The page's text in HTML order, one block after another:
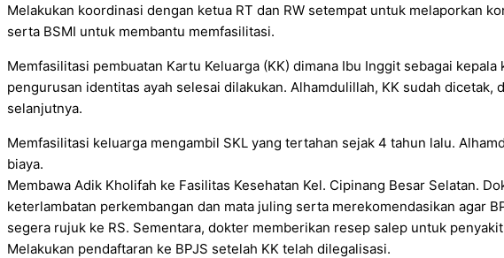
Melakukan koordinasi dengan ketua RT dan RW setempat untuk melaporkan
serta BSMI untuk membantu memfasilitasi.
Memfasilitasi pembuatan Kartu Keluarga (KK) dimana Ibu Inggit sebagai
pengurusan identitas ayah selesai dilakukan. Alhamdulillah, KK sudah dicetak,
selanjutnya.
Memfasilitasi keluarga mengambil SKL yang tertahan sejak 4 tahun lalu.
biaya.
Membawa Adik Kholifah ke Fasilitas Kesehatan Kel. Cipinang Besar Selatan.
keterlambatan perkembangan dan mata juling serta merekomendasikan agar
segera rujuk ke RS. Sementara, dokter memberikan resep salep untuk
Melakukan pendaftaran ke BPJS setelah KK telah dilegalisasi.